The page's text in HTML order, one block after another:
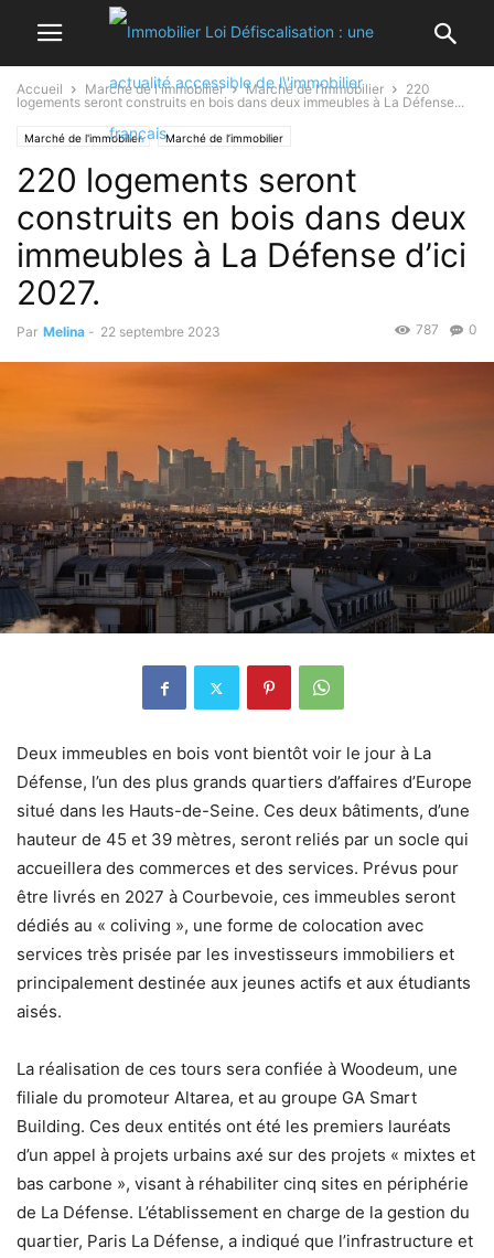
Accueil Marché de l'immobilier Marché de l’immobilier
220
logements seront construits en bois dans deux immeubles à La Défense...
Marché de l'immobilier Marché de l’immobilier
220 logements seront
construits en bois dans deux
immeubles à La Défense d’ici
2027.
Par Melina - 22 septembre 2023 0
787
Deux immeubles en bois vont bientôt voir le jour à La
Défense, l’un des plus grands quartiers d’affaires d’Europe
situé dans les Hauts-de-Seine. Ces deux bâtiments, d’une
hauteur de 45 et 39 mètres, seront reliés par un socle qui
accueillera des commerces et des services. Prévus pour
être livrés en 2027 à Courbevoie, ces immeubles seront
dédiés au « coliving », une forme de colocation avec
services très prisée par les investisseurs immobiliers et
principalement destinée aux jeunes actifs et aux étudiants
aisés.
La réalisation de ces tours sera confiée à Woodeum, une
filiale du promoteur Altarea, et au groupe GA Smart
Building. Ces deux entités ont été les premiers lauréats
d’un appel à projets urbains axé sur des projets « mixtes et
bas carbone », visant à réhabiliter cinq sites en périphérie
de La Défense. L’établissement en charge de la gestion du
quartier, Paris La Défense, a indiqué que l’infrastructure et